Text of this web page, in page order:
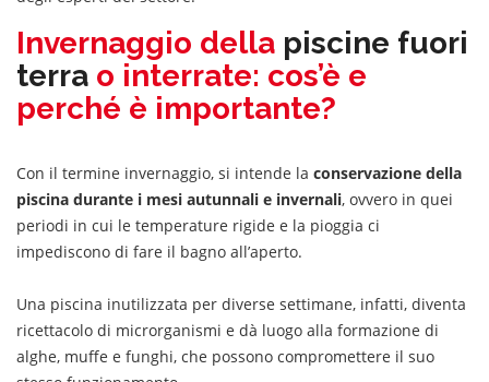
Invernaggio della piscine fuori
terra o interrate: cos’è e
perché è importante?
Con il termine invernaggio, si intende la conservazione della
piscina durante i mesi autunnali e invernali, ovvero in quei
periodi in cui le temperature rigide e la pioggia ci
impediscono di fare il bagno all’aperto.
Una piscina inutilizzata per diverse settimane, infatti, diventa
ricettacolo di microrganismi e dà luogo alla formazione di
alghe, muffe e funghi, che possono compromettere il suo